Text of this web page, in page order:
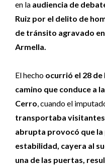
en la audiencia de
Ruiz por el delito de
de tránsito agravado
Armella.
El hecho ocurrió el 28 de
camino que conduce a
Cerro, cuando el
transportaba
abrupta provocó que
estabilidad, cayera al
una de las puertas,